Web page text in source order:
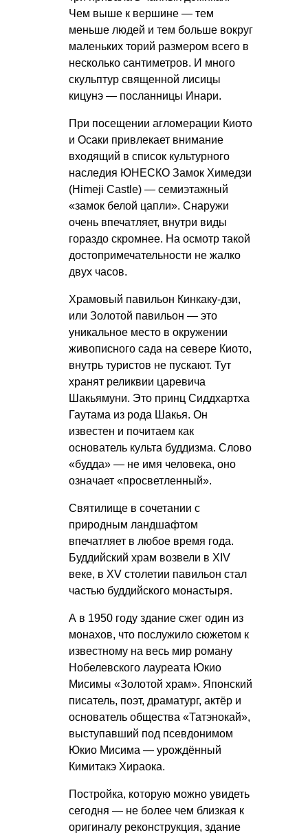
Чем выше к вершине — тем
меньше людей и тем больше вокруг
маленьких торий размером всего в
несколько сантиметров. И много
скульптур священной лисицы
кицунэ — посланницы Инари.
При посещении агломерации Киото
и Осаки привлекает внимание
входящий в список культурного
наследия ЮНЕСКО Замок Химедзи
(Himeji Castle) — семиэтажный
«замок белой цапли». Снаружи
очень впечатляет, внутри виды
гораздо скромнее. На осмотр такой
достопримечательности не жалко
двух часов.
Храмовый павильон Кинкаку-дзи,
или Золотой павильон — это
уникальное место в окружении
живописного сада на севере Киото,
внутрь туристов не пускают. Тут
хранят реликвии царевича
Шакьямуни. Это принц Сиддхартха
Гаутама из рода Шакья. Он
известен и почитаем как
основатель культа буддизма. Слово
«будда» — не имя человека, оно
означает «просветленный».
Святилище в сочетании с
природным ландшафтом
впечатляет в любое время года.
Буддийский храм возвели в XIV
веке, в XV столетии павильон стал
частью буддийского монастыря.
А в 1950 году здание сжег один из
монахов, что послужило сюжетом к
известному на весь мир роману
Нобелевского лауреата Юкио
Мисимы «Золотой храм». Японский
писатель, поэт, драматург, актёр и
основатель общества «Татэнокай»,
выступавший под псевдонимом
Юкио Мисима — урождённый
Кимитакэ Хираока.
Постройка, которую можно увидеть
сегодня — не более чем близкая к
оригиналу реконструкция, здание